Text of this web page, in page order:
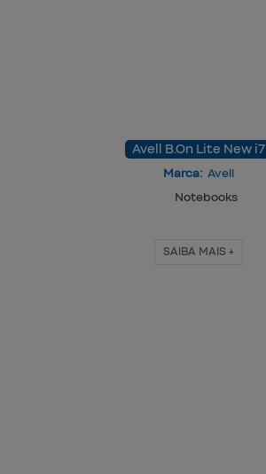
Avell B.On Lite New i7
Marca: Avell
Notebooks
SAIBA MAIS +